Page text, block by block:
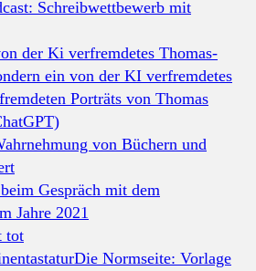
Schreibwettbewerb mit
von Büchern und
tot
Die Normseite: Vorlage